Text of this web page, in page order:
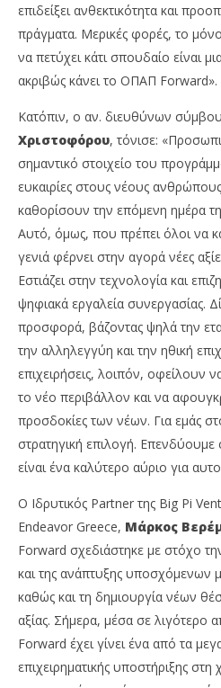
επιδείξει ανθεκτικότητα και
πράγματα. Μερικές φορές, το μόνο
να πετύχει κάτι σπουδαίο είναι
ακριβώς κάνει το ΟΠΑΠ Forward».
Κατόπιν, ο αν. διευθύνων
Χριστοφόρου, τόνισε:
σημαντικό στοιχείο του
ευκαιρίες στους νέους
καθορίσουν την επόμενη ημέρα
Αυτό, όμως, που πρέπει όλοι να
γενιά φέρνει στην αγορά νέες
Εστιάζει στην τεχνολογία και
ψηφιακά εργαλεία συνεργασίας.
προσφορά, βάζοντας ψηλά την
την αλληλεγγύη και την ηθική
επιχειρήσεις, λοιπόν, οφείλουν
το νέο περιβάλλον και να
προσδοκίες των νέων. Για εμάς
στρατηγική επιλογή. Επενδύουμε
είναι ένα καλύτερο αύριο για
Ο Ιδρυτικός Partner της Big Pi
Endeavor Greece, Μάρκος
Forward σχεδιάστηκε με στόχο
και της ανάπτυξης υποσχόμενων
καθώς και τη δημιουργία νέων
αξίας. Σήμερα, μέσα σε λιγότερο
Forward έχει γίνει ένα από τα
επιχειρηματικής υποστήριξης